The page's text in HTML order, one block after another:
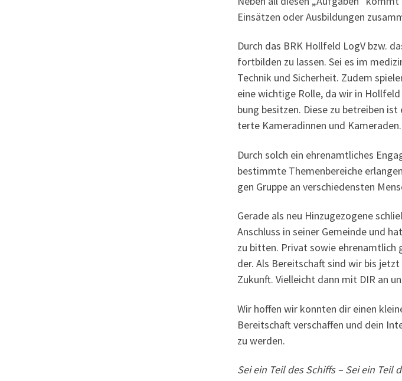
Ein­sät­zen oder Aus­bil­dun­gen
Durch das BRK Holl­feld LogV bzw.
fort­bil­den zu las­sen. Sei es im
Tech­nik und Sicher­heit. Zudem
eine wich­ti­ge Rol­le, da wir in
bung besit­zen. Die­se zu betrei­ben
ter­te Kame­ra­din­nen und Kameraden.
Durch solch ein ehren­amt­li­ches
bestimm­te The­men­be­rei­che
gen Grup­pe an ver­schie­dens­ten
Gera­de als neu Hin­zu­ge­zo­ge­ne
Anschluss in sei­ner Gemein­de und
zu bit­ten. Pri­vat sowie
der. Als Bereit­schaft sind wir bis
Zukunft. Viel­leicht dann mit DIR an
Wir hof­fen wir konn­ten dir einen
Bereit­schaft ver­schaf­fen und dein
zu werden.
Sei ein Teil des Schiffs – Sei ein Teil